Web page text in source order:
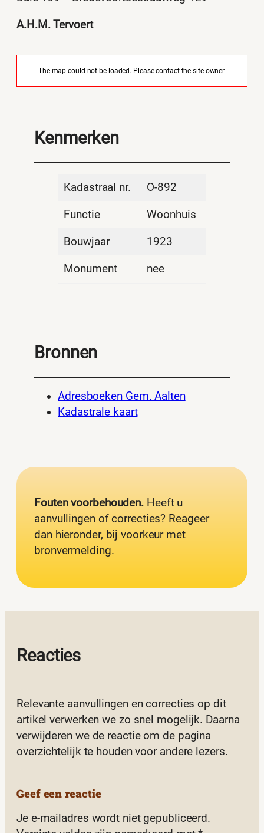
A.H.M. Tervoert
The map could not be loaded. Please contact the site owner.
Kenmerken
Kadastraal nr. O-892
Functie Woonhuis
Bouwjaar 1923
Monument nee
Bronnen
Adresboeken Gem. Aalten
Kadastrale kaart
Fouten voorbehouden. Heeft u
aanvullingen of correcties? Reageer
dan hieronder, bij voorkeur met
bronvermelding.
Reacties
Relevante aanvullingen en correcties op dit
artikel verwerken we zo snel mogelijk. Daarna
verwijderen we de reactie om de pagina
overzichtelijk te houden voor andere lezers.
Geef een reactie
Je e-mailadres wordt niet gepubliceerd.